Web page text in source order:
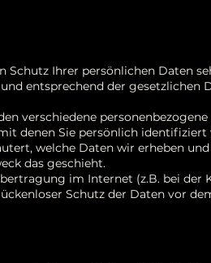
Schutz Ihrer persönlichen Daten
entsprechend der gesetzlichen
verschiedene
denen Sie persönlich identifiziert
welche Daten wir erheben
das geschieht.
im Internet (z.B. bei der
Schutz der Daten vor